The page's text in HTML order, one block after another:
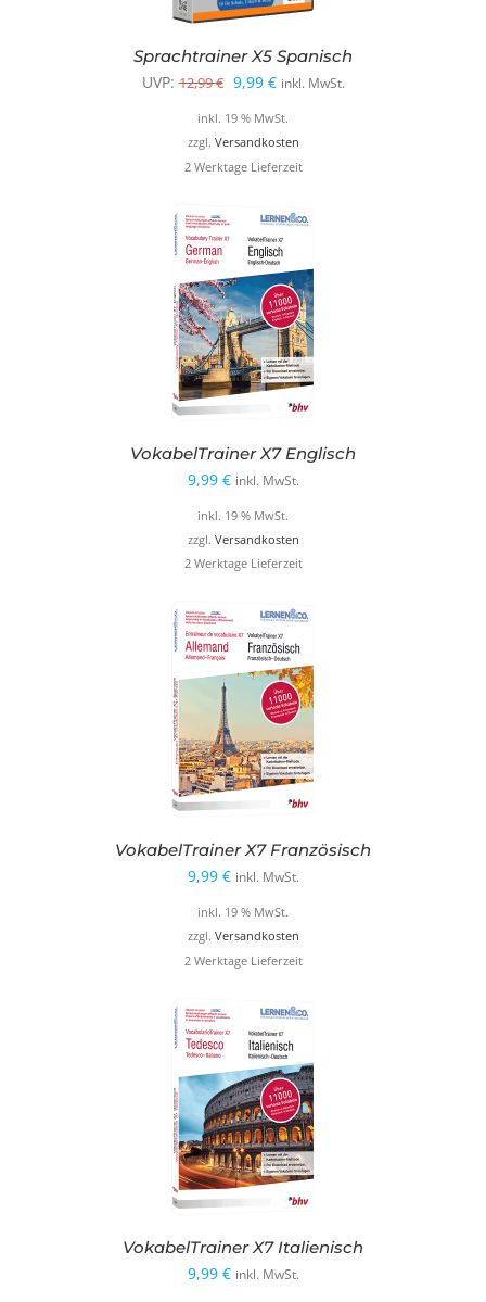
Sprachtrainer X5 Spanisch
UVP: 12,99€ Ursprünglicher
Preis
war:
12,99 €
9,99 €Aktueller
Preis
ist:
9,99 €.
inkl. MwSt.
inkl. 19 % MwSt.
zzgl. Versandkosten
2 Werktage Lieferzeit
VokabelTrainer X7 Englisch
9,99 € inkl. MwSt.
inkl. 19 % MwSt.
zzgl. Versandkosten
2 Werktage Lieferzeit
VokabelTrainer X7 Französisch
9,99 € inkl. MwSt.
inkl. 19 % MwSt.
zzgl. Versandkosten
2 Werktage Lieferzeit
VokabelTrainer X7 Italienisch
9,99 € inkl. MwSt.